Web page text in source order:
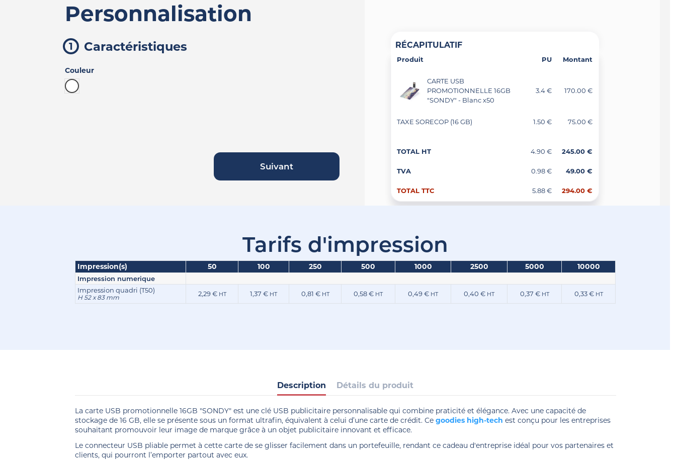
Personnalisation
Caractéristiques
Couleur
Blanc
Suivant
RÉCAPITULATIF
Produit PU Montant
CARTE USB
PROMOTIONNELLE 16GB
"SONDY" - Blanc x50
3.4 € 170.00 €
TAXE SORECOP (16 GB) 1.50 € 75.00 €
TOTAL HT 4.90 € 245.00 €
TVA 0.98 € 49.00 €
TOTAL TTC 5.88 € 294.00 €
Tarifs d'impression
Impression(s) 50 100 250 500 1000 2500 5000 10000
Impression numerique
Impression quadri (T50)
H 52 x 83 mm 2,29 € HT 1,37 € HT 0,81 € HT 0,58 € HT 0,49 € HT 0,40 € HT 0,37 € HT 0,33 € HT
Description Détails du produit
La carte USB promotionnelle 16GB "SONDY" est une clé USB publicitaire personnalisable qui combine praticité et élégance. Avec une capacité de
stockage de 16 GB, elle se présente sous un format ultrafin, équivalent à celui d’une carte de crédit. Cegoodies high-tech est conçu pour les entreprises
souhaitant promouvoir leur image de marque grâce à un objet publicitaire innovant et efficace.
Le connecteur USB pliable permet à cette carte de se glisser facilement dans un portefeuille, rendant ce cadeau d'entreprise idéal pour vos partenaires et
clients, qui pourront l’emporter partout avec eux.